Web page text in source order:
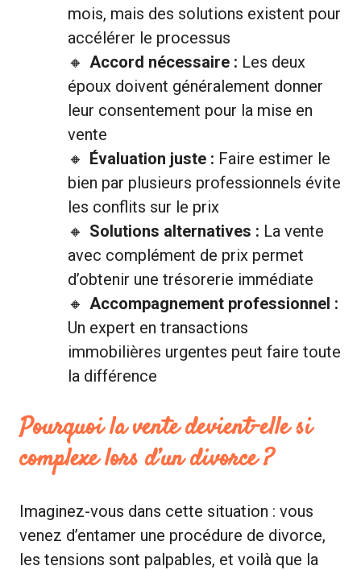
mois, mais des solutions existent pour
accélérer le processus
Accord nécessaire : Les deux
époux doivent généralement donner
leur consentement pour la mise en
vente
Évaluation juste : Faire estimer le
bien par plusieurs professionnels évite
les conflits sur le prix
Solutions alternatives : La vente
avec complément de prix permet
d’obtenir une trésorerie immédiate
Accompagnement professionnel :
Un expert en transactions
immobilières urgentes peut faire toute
la différence
Pourquoi la vente devient-elle si
complexe lors d’un divorce ?
Imaginez-vous dans cette situation : vous
venez d’entamer une procédure de divorce,
les tensions sont palpables, et voilà que la